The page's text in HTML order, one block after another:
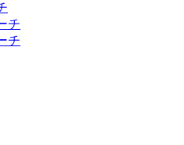
チ
チ